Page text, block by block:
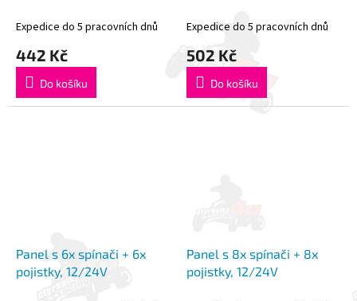
Expedice do 5 pracovních dnů
442 Kč
Do košíku
Expedice do 5 pracovních dnů
502 Kč
Do košíku
Panel s 6x spínači + 6x
pojistky, 12/24V
Panel s 8x spínači + 8x
pojistky, 12/24V